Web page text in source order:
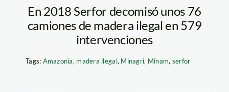
En 2018 Serfor decomisó unos 76
camiones de madera ilegal en 579
intervenciones
Tags: Amazonía, madera ilegal, Minagri, Minam, serfor